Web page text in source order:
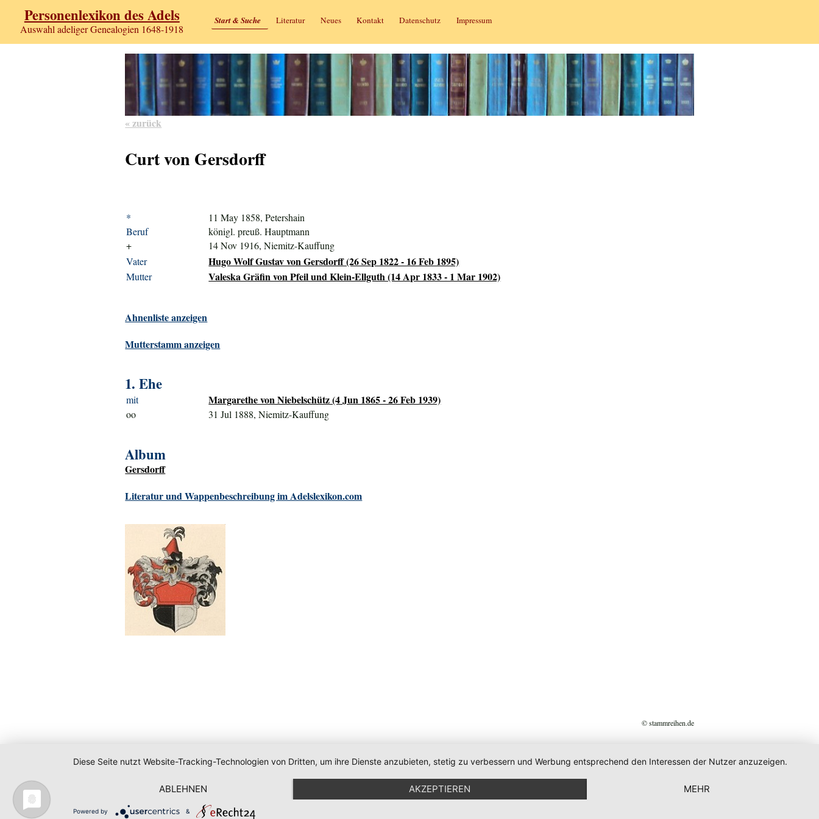
Personenlexikon des Adels
Auswahl adeliger Genealogien 1648-1918
Start & Suche Literatur Neues Kontakt Datenschutz Impressum
« zurück
Curt von Gersdorff
*
11 May 1858, Petershain
Beruf
königl. preuß. Hauptmann
+
14 Nov 1916, Niemitz-Kauffung
Vater
Hugo Wolf Gustav von Gersdorff (26 Sep 1822 - 16 Feb 1895)
Mutter Valeska Gräfin von Pfeil und Klein-Ellguth (14 Apr 1833 - 1 Mar 1902)
Ahnenliste anzeigen
Mutterstamm anzeigen
1. Ehe
mit Margarethe von Niebelschütz (4 Jun 1865 - 26 Feb 1939)
oo 31 Jul 1888, Niemitz-Kauffung
Album
Gersdorff
Literatur und Wappenbeschreibung im Adelslexikon.com
© stammreihen.de
Diese Seite nutzt Website-Tracking-Technologien von Dritten, um ihre Dienste anzubieten, stetig zu verbessern und Werbung entsprechend den Interessen der Nutzer anzuzeigen.
ABLEHNEN AKZEPTIEREN MEHR
Powered by &